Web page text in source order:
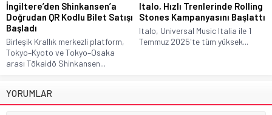
İngiltere’den Shinkansen’a
Doğrudan QR Kodlu Bilet Satışı
Başladı
Birleşik Krallık merkezli platform,
Tokyo–Kyoto ve Tokyo–Osaka
arası Tōkaidō Shinkansen...
Italo, Hızlı Trenlerinde Rolling
Stones Kampanyasını Başlattı
Italo, Universal Music Italia ile 1
Temmuz 2025'te tüm yüksek...
YORUMLAR